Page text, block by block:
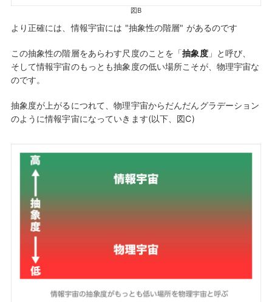
図B
より正確には、情報宇宙には "抽象性の階層" があるのです
この抽象性の階層をあらわす尺度のことを「抽象度」と呼び、
そして情報宇宙のもっとも抽象度の低い場所こそが、物理宇宙な
のです。
抽象度が上がるにつれて、物理宇宙からだんだんグラデーション
のように情報宇宙になっていきます(以下、図C)